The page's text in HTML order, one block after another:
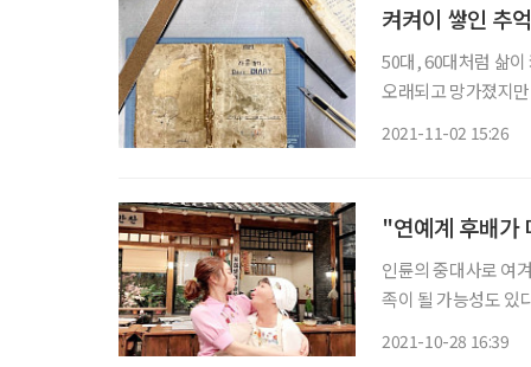
켜켜이 쌓인 추
50대, 60대처럼 삶
오래되고 망가졌지
2021-11-02 15:26
"연예계 후배가
인륜의 중대사로 여
족이 될 가능성도 있
2021-10-28 16:39